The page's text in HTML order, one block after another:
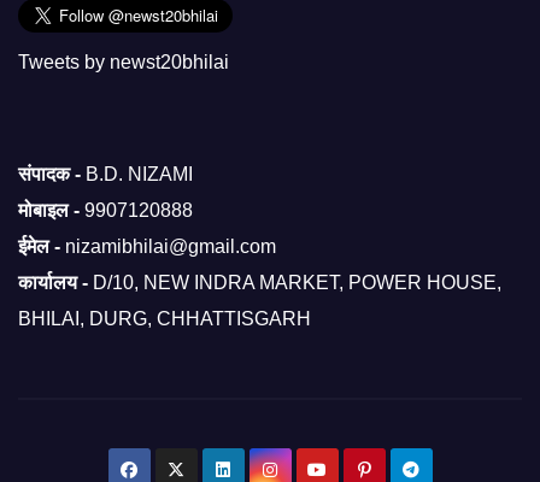
Tweets by newst20bhilai
संपादक - B.D. NIZAMI
मोबाइल - 9907120888
ईमेल - nizamibhilai@gmail.com
कार्यालय - D/10, NEW INDRA MARKET, POWER HOUSE,
BHILAI, DURG, CHHATTISGARH